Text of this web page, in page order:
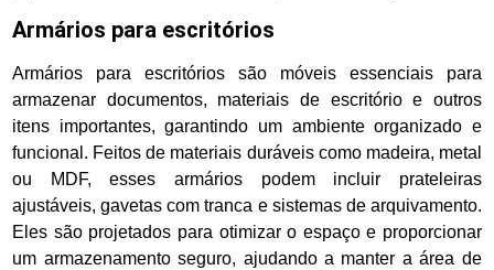
Armários para escritórios
Armários para escritórios são móveis essenciais para
armazenar documentos, materiais de escritório e outros
itens importantes, garantindo um ambiente organizado e
funcional. Feitos de materiais duráveis como madeira, metal
ou MDF, esses armários podem incluir prateleiras
ajustáveis, gavetas com tranca e sistemas de arquivamento.
Eles são projetados para otimizar o espaço e proporcionar
um armazenamento seguro, ajudando a manter a área de